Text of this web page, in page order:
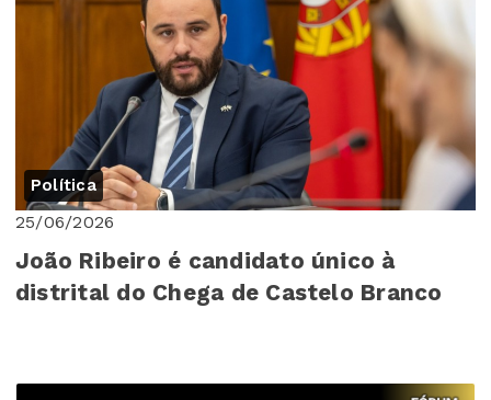
Política
25/06/2026
João Ribeiro é candidato único à
distrital do Chega de Castelo Branco